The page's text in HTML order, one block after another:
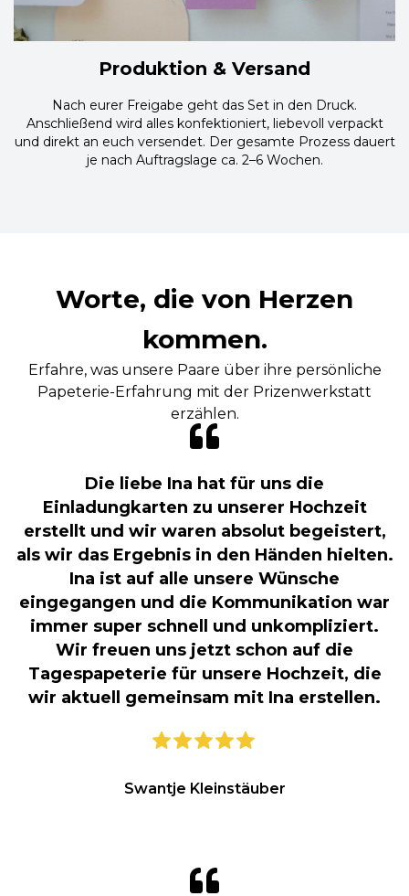
Produktion & Versand
Nach eurer Freigabe geht das Set in den Druck.
Anschließend wird alles konfektioniert, liebevoll verpackt
und direkt an euch versendet. Der gesamte Prozess dauert
je nach Auftragslage ca. 2–6 Wochen.
Worte, die von Herzen
kommen.
Erfahre, was unsere Paare über ihre persönliche
Papeterie-Erfahrung mit der Prizenwerkstatt
erzählen.
Die liebe Ina hat für uns die
Einladungkarten zu unserer Hochzeit
erstellt und wir waren absolut begeistert,
als wir das Ergebnis in den Händen hielten.
Ina ist auf alle unsere Wünsche
eingegangen und die Kommunikation war
immer super schnell und unkompliziert.
Wir freuen uns jetzt schon auf die
Tagespapeterie für unsere Hochzeit, die
wir aktuell gemeinsam mit Ina erstellen.
Swantje Kleinstäuber